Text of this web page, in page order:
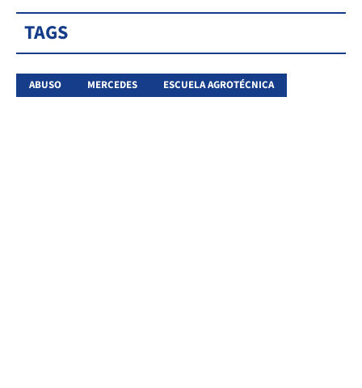
TAGS
ABUSO MERCEDES ESCUELA AGROTÉCNICA